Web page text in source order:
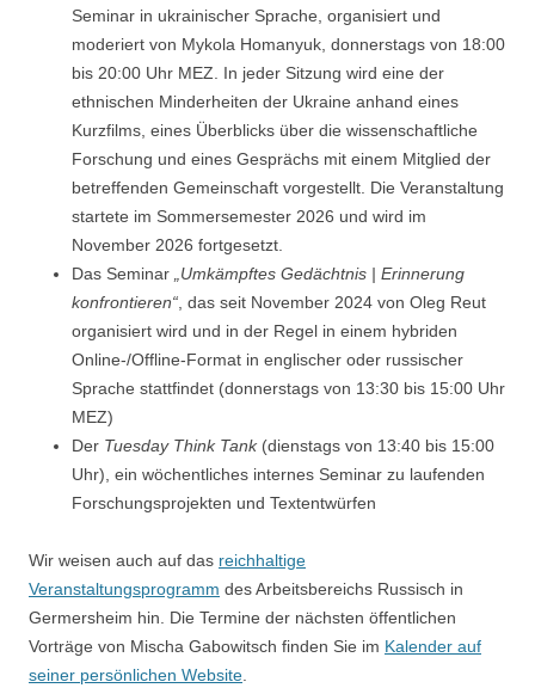
Seminar in ukrainischer Sprache, organisiert und
moderiert von Mykola Homanyuk, donnerstags von 18:00
bis 20:00 Uhr MEZ. In jeder Sitzung wird eine der
ethnischen Minderheiten der Ukraine anhand eines
Kurzfilms, eines Überblicks über die wissenschaftliche
Forschung und eines Gesprächs mit einem Mitglied der
betreffenden Gemeinschaft vorgestellt. Die Veranstaltung
startete im Sommersemester 2026 und wird im
November 2026 fortgesetzt.
Das Seminar
„Umkämpftes Gedächtnis | Erinnerung
konfrontieren“ , das seit November 2024 von Oleg Reut
organisiert wird und in der Regel in einem hybriden
Online-/Offline-Format in englischer oder russischer
Sprache stattfindet (donnerstags von 13:30 bis 15:00 Uhr
MEZ)
Der Tuesday Think Tank(dienstags von 13:40 bis 15:00
Uhr), ein wöchentliches internes Seminar zu laufenden
Forschungsprojekten und Textentwürfen
Wir weisen auch auf das reichhaltige
Veranstaltungsprogramm des Arbeitsbereichs Russisch in
Germersheim hin. Die Termine der nächsten öffentlichen
Vorträge von Mischa Gabowitsch finden Sie im Kalender auf
seiner persönlichen Website